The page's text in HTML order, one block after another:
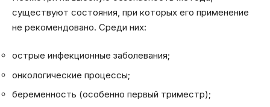
существуют состояния, при которых его применение
не рекомендовано. Среди них:
острые инфекционные заболевания;
онкологические процессы;
беременность (особенно первый триместр);